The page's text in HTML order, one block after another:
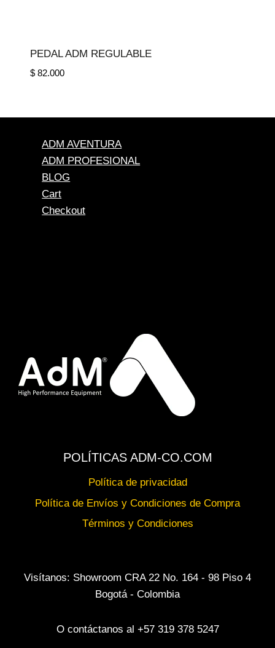
PEDAL ADM REGULABLE
$82.000
ADM AVENTURA
ADM PROFESIONAL
BLOG
Cart
Checkout
POLÍTICAS ADM-CO.COM
Política de privacidad
Política de Envíos y Condiciones de Compra
Términos y Condiciones
Visítanos: Showroom CRA 22 No. 164 - 98 Piso 4
Bogotá - Colombia
O contáctanos al +57 319 378 5247